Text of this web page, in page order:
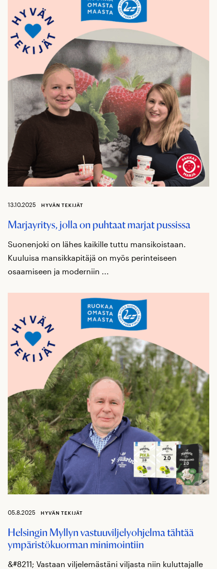
13.10.2025 HYVÄN TEKIJÄT
Marjayritys, jolla on puhtaat marjat pussissa
Suonenjoki on lähes kaikille tuttu mansikoistaan.
Kuuluisa mansikkapitäjä on myös perinteiseen
osaamiseen ja moderniin ...
05.8.2025 HYVÄN TEKIJÄT
Helsingin Myllyn vastuuviljelyohjelma tähtää
ympäristökuorman minimointiin
&#8211; Vastaan viljelemästäni viljasta niin kuluttajalle